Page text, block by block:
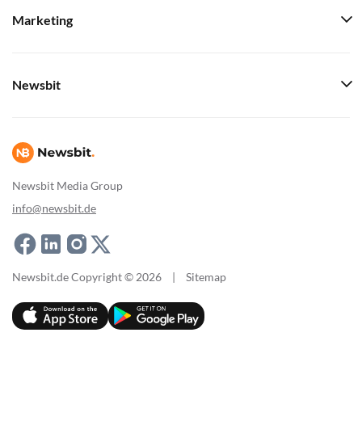
Newsbit Media Group
info@newsbit.de
Marketing
Newsbit
Newsbit.de Copyright © 2026 | Sitemap